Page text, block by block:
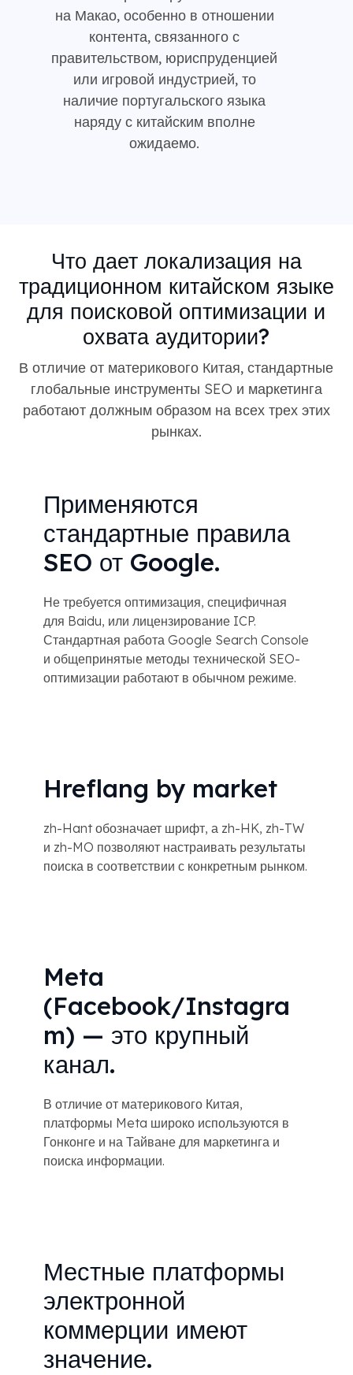
на Макао, особенно в отношении
контента, связанного с
правительством, юриспруденцией
или игровой индустрией, то
наличие португальского языка
наряду с китайским вполне
ожидаемо.
Что дает локализация на
традиционном китайском языке
для поисковой оптимизации и
охвата аудитории?
В отличие от материкового Китая, стандартные
глобальные инструменты SEO и маркетинга
работают должным образом на всех трех этих
рынках.
Применяются
стандартные правила
SEO от Google.
Не требуется оптимизация, специфичная
для Baidu, или лицензирование ICP.
Стандартная работа Google Search Console
и общепринятые методы технической SEO-
оптимизации работают в обычном режиме.
Hreflang by market
zh-Hant обозначает шрифт, а zh-HK, zh-TW
и zh-MO позволяют настраивать результаты
поиска в соответствии с конкретным рынком.
Meta
(Facebook/Instagra
m) — это крупный
канал.
В отличие от материкового Китая,
платформы Meta широко используются в
Гонконге и на Тайване для маркетинга и
поиска информации.
Местные платформы
электронной
коммерции имеют
значение.